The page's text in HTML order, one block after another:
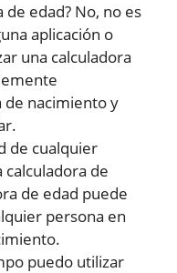
edad? No, no es
aplicación o
una calculadora
de nacimiento y
de cualquier
de
de edad puede
persona en
puedo utilizar